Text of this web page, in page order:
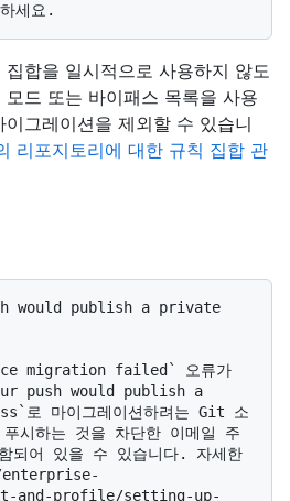
합을 일시적으로 사용하지 않도
드 또는 바이패스 목록을 사용
그레이션을 제외할 수 있습니
리포지토리에 대한 규칙 집합 관
push would publish a
로 마이그레이션하려는 Git 소
시하는 것을 차단한 이메일 주
되어 있을 수 있습니다. 자세한
enterprise-
and-profile/setting-up-